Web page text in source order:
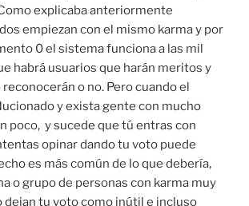
explicaba anteriormente
empiezan con el mismo karma y por
0 el sistema funciona a las mil
habrá usuarios que harán meritos y
o no. Pero cuando el
y exista gente con mucho
poco, y sucede que tú entras con
opinar dando tu voto puede
es más común de lo que debería,
o grupo de personas con karma muy
dejan tu voto como inútil e incluso